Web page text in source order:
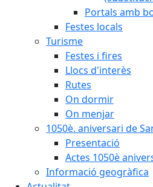
Portals amb
Festes locals
Turisme
Festes i fires
Llocs d'interès
Rutes
On dormir
On menjar
1050è. aniversari de
Presentació
Actes 1050è
Informació geogràfica